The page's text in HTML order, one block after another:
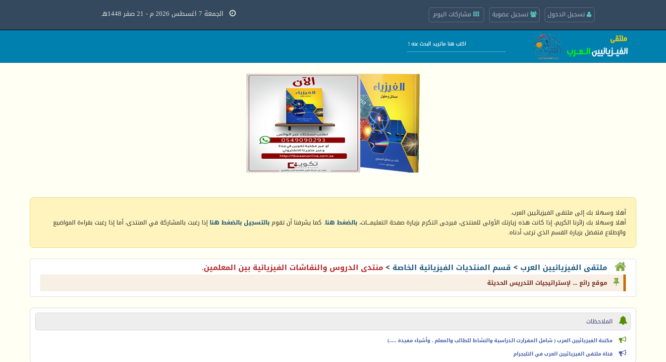
تسجيل الدخول تسجيل عضوية مشاركات اليوم الجمعة 7 اغسطس 2026 م - 21 صفر 1448هـ
أهلا وسهلا بك إلى ملتقى الفيزيائيين العرب.
أهلا وسهلا بك زائرنا الكريم، إذا كانت هذه زيارتك الأولى للمنتدى، فيرجى التكرم بزيارة صفحة التعليمـــات، بالضغط هنا. كما يشرفنا أن تقومبالتسجيل بالضغط هنا إذا رغبت بالمشاركة في المنتدى، أما إذا رغبت بقراءة المواضيع
والإطلاع فتفضل بزيارة القسم الذي ترغب أدناه.
ملتقى الفيزيائيين العرب > قسم المنتديات الفيزيائية الخاصة >منتدى الدروس والنقاشات الفيزيائية بين المعلمين.
موقع رائع ... لإستراتيجيات التدريس الحديثة
الملاحظات
مكتبة الفيزيائيين العرب ( شامل المقرارت الدراسية والنشاط للطالب والمعلم ، وأشياء مفيدة .....)
قناة ملتقى الفيزيائيين العرب في التليجرام